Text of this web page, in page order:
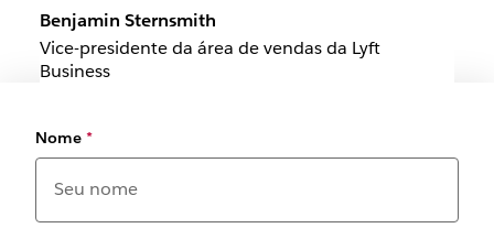
Benjamin Sternsmith
Vice-presidente da área de vendas da Lyft
Business
Nome *